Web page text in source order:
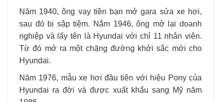
Năm 1940, ông vay tiền bạn mở gara sửa xe hơi,
sau đó bị sập tiệm. Nắm 1946, ông mở lại doanh
nghiệp và lấy tên là Hyundai với chỉ 11 nhân viên.
Từ đó mở ra một chặng đường khởi sắc mới cho
Hyundai.
Năm 1976, mẫu xe hơi đầu tiên với hiệu Pony của
Hyundai ra đời và được xuất khẩu sang Mỹ năm